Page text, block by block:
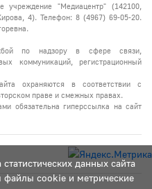
данных сайта
файлы cookie и метрические
учреждение "Медиацентр" (142100,
4). Телефон: 8 (4967) 69-05-20.
по надзору в сфере связи,
коммуникаций, регистрационный
охраняются в соответствии с
праве и смежных правах.
обязательна гиперссылка на сайт